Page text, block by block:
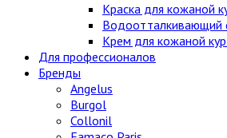
Краска для кожаной
Водоотталкивающий
Крем для кожаной
Для профессионалов
Бренды
Angelus
Burgol
Collonil